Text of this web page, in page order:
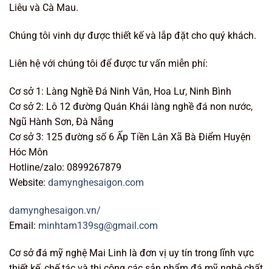
Liêu và Cà Mau.
Chúng tôi vinh dự được thiết kế và lắp đặt cho quý khách.
Liên hệ với chúng tôi để được tư vấn miễn phí:
Cơ sở 1: Làng Nghề Đá Ninh Vân, Hoa Lư, Ninh Bình
Cơ sở 2: Lô 12 đường Quán Khái làng nghề đá non nước,
Ngũ Hành Sơn, Đà Nẵng
Cơ sở 3: 125 đường số 6 Ấp Tiền Lân Xã Bà Điểm Huyện
Hóc Môn
Hotline/zalo: 0899267879
Website: damynghesaigon.com
damynghesaigon.vn/
Email: minhtam139sg@gmail.com
Cơ sở đá mỹ nghệ Mai Linh là đơn vị uy tín trong lĩnh vực